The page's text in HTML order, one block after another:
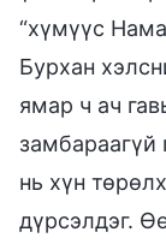
“хүмүүс
Бурхан
ямар ч ач
нь хүн
дүрсэлдэг.